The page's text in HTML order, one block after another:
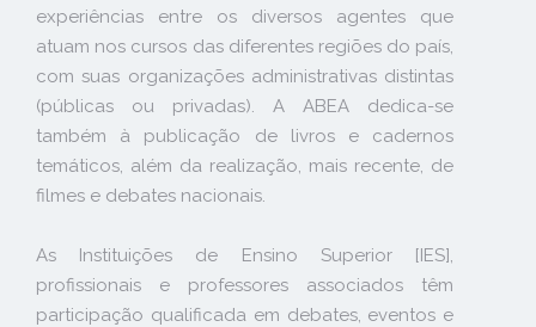
experiências entre os diversos agentes que
atuam nos cursos das diferentes regiões do país,
com suas organizações administrativas distintas
(públicas ou privadas). A ABEA dedica-se
também à publicação de livros e cadernos
temáticos, além da realização, mais recente, de
filmes e debates nacionais.
As Instituições de Ensino Superior [IES],
profissionais e professores associados têm
participação qualificada em debates, eventos e